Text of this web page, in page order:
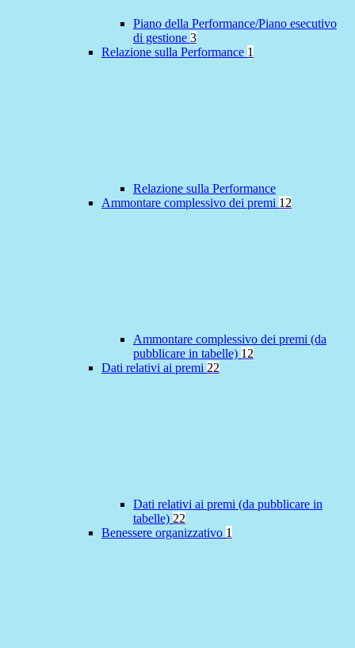
Piano della Performance/Piano esecutivo
di gestione 3
Relazione sulla Performance 1
Relazione sulla Performance
Ammontare complessivo dei premi 12
Ammontare complessivo dei premi (da
pubblicare in tabelle) 12
Dati relativi ai premi 22
Dati relativi ai premi (da pubblicare in
tabelle) 22
Benessere organizzativo 1